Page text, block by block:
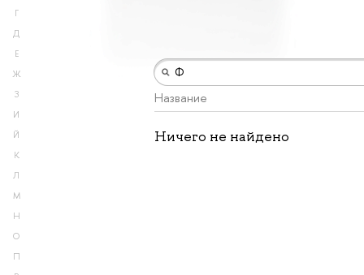
Г
Д
Е
Ж
З
И
Й
К
Л
М
Н
О
П
Название
Ничего не найдено